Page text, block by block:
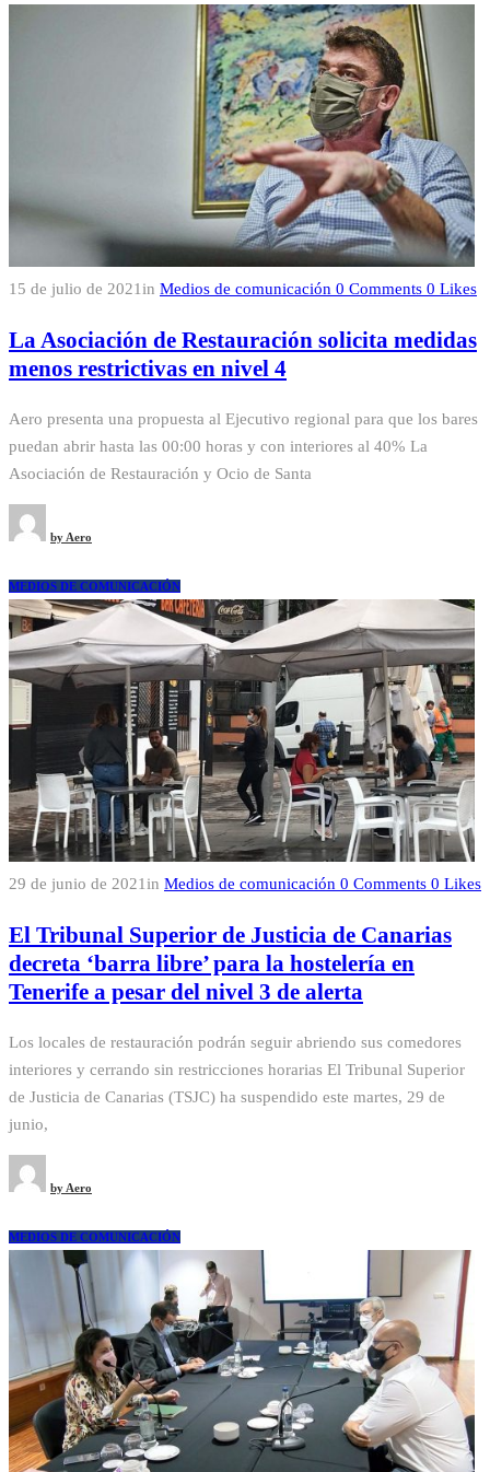
15 de julio de 2021 in Medios de comunicación 0 Comments 0 Likes
La Asociación de Restauración solicita medidas
menos restrictivas en nivel 4
Aero presenta una propuesta al Ejecutivo regional para que los bares
puedan abrir hasta las 00:00 horas y con interiores al 40% La
Asociación de Restauración y Ocio de Santa
by Aero
MEDIOS DE COMUNICACIÓN
29 de junio de 2021 in Medios de comunicación 0 Comments 0 Likes
El Tribunal Superior de Justicia de Canarias
decreta ‘barra libre’ para la hostelería en
Tenerife a pesar del nivel 3 de alerta
Los locales de restauración podrán seguir abriendo sus comedores
interiores y cerrando sin restricciones horarias El Tribunal Superior
de Justicia de Canarias (TSJC) ha suspendido este martes, 29 de
junio,
by Aero
MEDIOS DE COMUNICACIÓN